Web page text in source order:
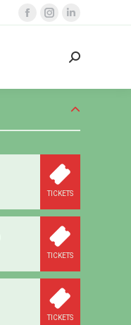
Facebook
Instagram
opens
window
Linkedin
opens
window
Zoeken:
TICKETS
TICKETS
TICKETS